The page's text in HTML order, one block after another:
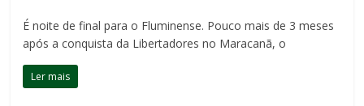
É noite de final para o Fluminense. Pouco mais de 3 meses
após a conquista da Libertadores no Maracanã, o
Ler mais